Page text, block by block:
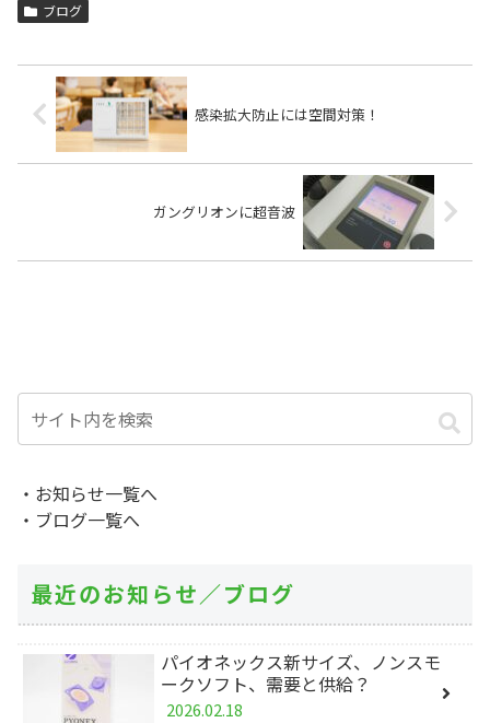
ブログ
感染拡大防止には空間対策！
ガングリオンに超音波
・お知らせ一覧へ
・ブログ一覧へ
最近のお知らせ／ブログ
パイオネックス新サイズ、ノンスモ
ークソフト、需要と供給？
2026.02.18